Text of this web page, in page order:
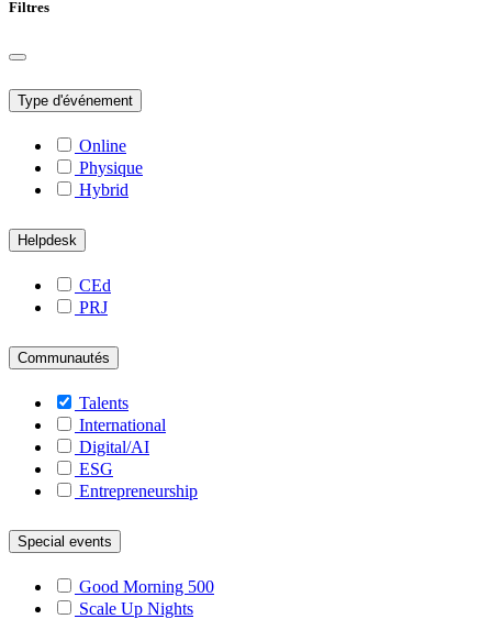
Filtres
Type d'événement
Online
Physique
Hybrid
Helpdesk
CEd
PRJ
Communautés
Talents
International
Digital/AI
ESG
Entrepreneurship
Special events
Good Morning 500
Scale Up Nights